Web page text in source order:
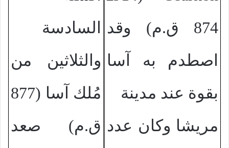
874 ق.م) وقد
اصطدم به آسا
بقوة عند مدينة
مريشا وكان عدد
السادسة
والثلاثين من
مُلك آسا (877
ق.م) صعد